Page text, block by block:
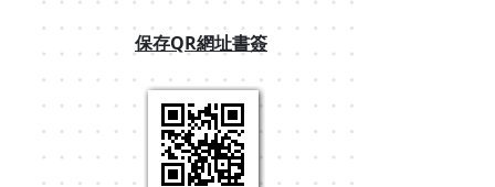
保存QR網址書簽